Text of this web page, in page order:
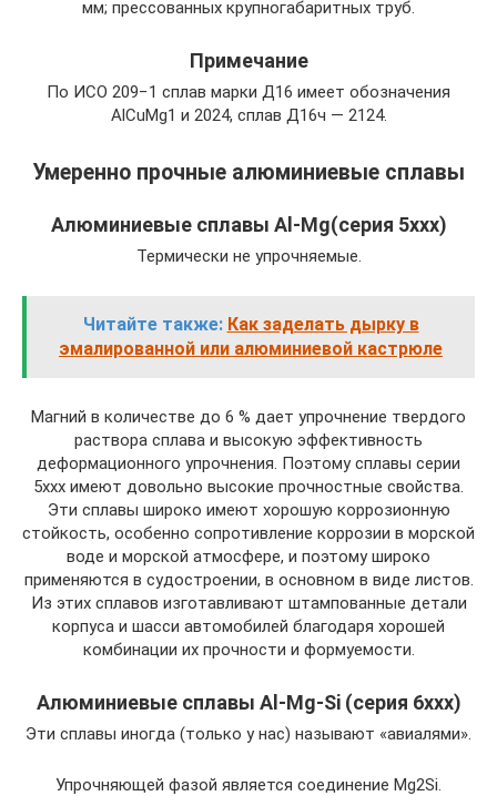
мм; прессованных крупногабаритных труб.
Примечание
По ИСО 209−1 сплав марки Д16 имеет обозначения
АlCuMg1 и 2024, сплав Д16ч — 2124.
Умеренно прочные алюминиевые сплавы
Алюминиевые сплавы Al-Mg(серия 5ххх)
Термически не упрочняемые.
Читайте также: Как заделать дырку в
эмалированной или алюминиевой кастрюле
Магний в количестве до 6 % дает упрочнение твердого
раствора сплава и высокую эффективность
деформационного упрочнения. Поэтому сплавы серии
5ххх имеют довольно высокие прочностные свойства.
Эти сплавы широко имеют хорошую коррозионную
стойкость, особенно сопротивление коррозии в морской
воде и морской атмосфере, и поэтому широко
применяются в судостроении, в основном в виде листов.
Из этих сплавов изготавливают штампованные детали
корпуса и шасси автомобилей благодаря хорошей
комбинации их прочности и формуемости.
Алюминиевые сплавы Al-Mg-Si (серия 6ххх)
Эти сплавы иногда (только у нас) называют «авиалями».
Упрочняющей фазой является соединение Mg2Si.